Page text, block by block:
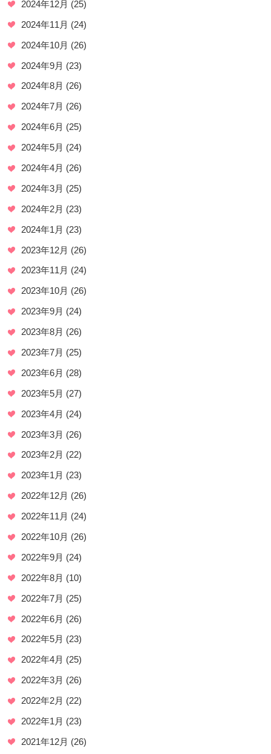
2024年12月 (25)
2024年11月 (24)
2024年10月 (26)
2024年9月 (23)
2024年8月 (26)
2024年7月 (26)
2024年6月 (25)
2024年5月 (24)
2024年4月 (26)
2024年3月 (25)
2024年2月 (23)
2024年1月 (23)
2023年12月 (26)
2023年11月 (24)
2023年10月 (26)
2023年9月 (24)
2023年8月 (26)
2023年7月 (25)
2023年6月 (28)
2023年5月 (27)
2023年4月 (24)
2023年3月 (26)
2023年2月 (22)
2023年1月 (23)
2022年12月 (26)
2022年11月 (24)
2022年10月 (26)
2022年9月 (24)
2022年8月 (10)
2022年7月 (25)
2022年6月 (26)
2022年5月 (23)
2022年4月 (25)
2022年3月 (26)
2022年2月 (22)
2022年1月 (23)
2021年12月 (26)